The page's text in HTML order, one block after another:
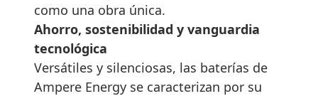
como una obra única.
Ahorro, sostenibilidad y vanguardia
tecnológica
Versátiles y silenciosas, las baterías de
Ampere Energy se caracterizan por su